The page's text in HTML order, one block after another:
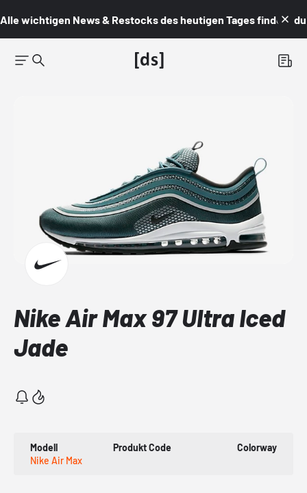
Alle wichtigen News & Restocks des heutigen Tages findest du
Nike Air Max 97 Ultra Iced
Jade
Modell
Nike Air Max
Produkt Code Colorway